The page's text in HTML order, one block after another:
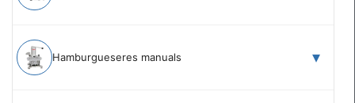
Hamburgueseres manuals